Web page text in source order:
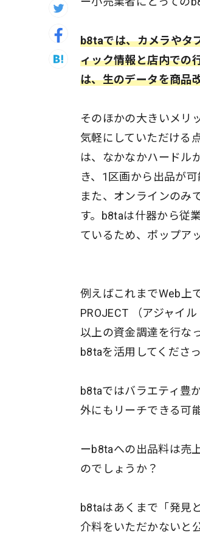
b8taでは、カメラやタ
ィック情報と店内での
は、生のデータを商品
そのほかの大きいメリ
気軽にしていただける
は、なかなかハードル
き、1区画から出品が可
また、オンラインのみ
す。b8taは什器から従
ているため、ポップア
例えばこれまでWeb上
PROJECT （アジャイ
以上の資金調達を行な
b8taを活用してくださっ
b8taではバラエティ豊
外にもリーチできる可
ーb8taへの出品料は売
のでしょうか？
b8taはあくまで「発見
介料をいただかないと